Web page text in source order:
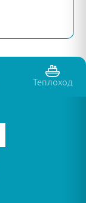
Теплоход